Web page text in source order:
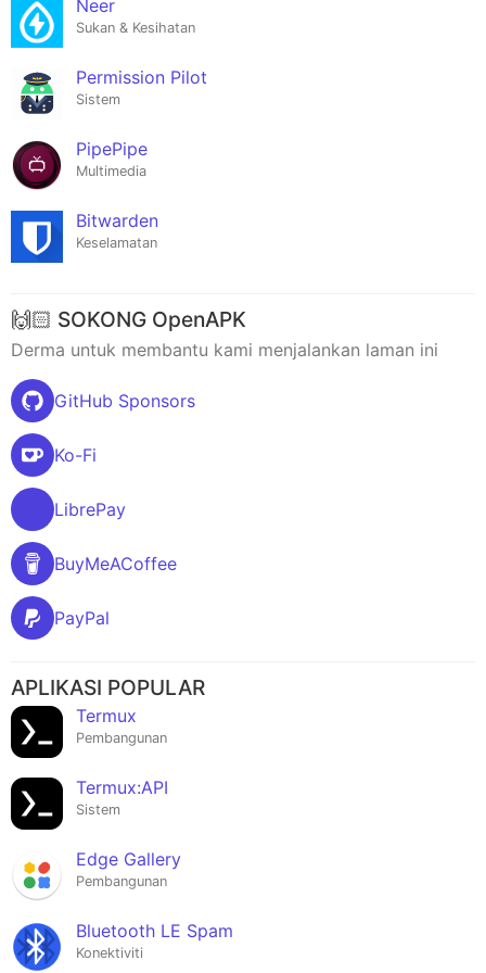
Neer
Sukan & Kesihatan
Permission Pilot
Sistem
PipePipe
Multimedia
Bitwarden
Keselamatan
🙌🏻 SOKONG OpenAPK
Derma untuk membantu kami menjalankan laman ini
GitHub Sponsors
Ko-Fi
LibrePay
BuyMeACoffee
PayPal
APLIKASI POPULAR
Termux
Pembangunan
Termux:API
Sistem
Edge Gallery
Pembangunan
Bluetooth LE Spam
Konektiviti